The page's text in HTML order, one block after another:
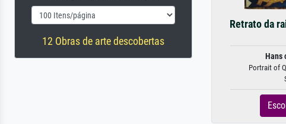
12 Obras de arte descobertas
Retrato da
Hans
Portrait of